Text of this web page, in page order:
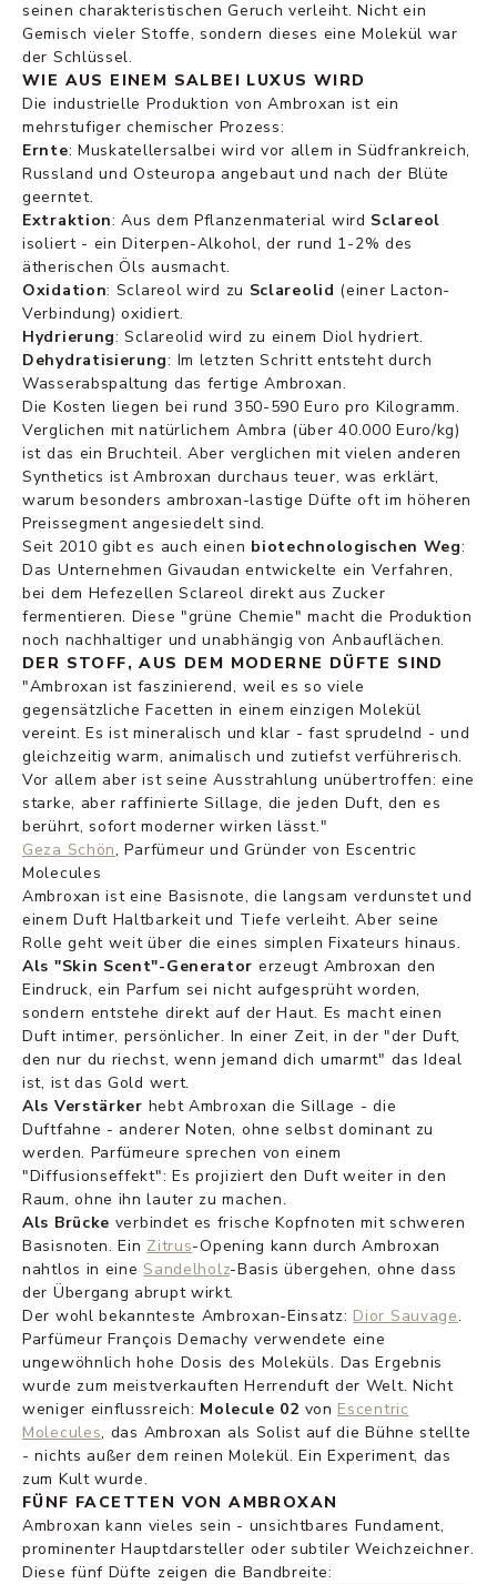
seinen charakteristischen Geruch verleiht. Nicht ein
Gemisch vieler Stoffe, sondern dieses eine Molekül war
der Schlüssel.
WIE AUS EINEM SALBEI LUXUS WIRD
Die industrielle Produktion von Ambroxan ist ein
mehrstufiger chemischer Prozess:
Ernte: Muskatellersalbei wird vor allem in Südfrankreich,
Russland und Osteuropa angebaut und nach der Blüte
geerntet.
Extraktion: Aus dem Pflanzenmaterial wird Sclareol
isoliert - ein Diterpen-Alkohol, der rund 1-2% des
ätherischen Öls ausmacht.
Oxidation: Sclareol wird zu Sclareolid (einer Lacton-
Verbindung) oxidiert.
Hydrierung: Sclareolid wird zu einem Diol hydriert.
Dehydratisierung: Im letzten Schritt entsteht durch
Wasserabspaltung das fertige Ambroxan.
Die Kosten liegen bei rund 350-590 Euro pro Kilogramm.
Verglichen mit natürlichem Ambra (über 40.000 Euro/kg)
ist das ein Bruchteil. Aber verglichen mit vielen anderen
Synthetics ist Ambroxan durchaus teuer, was erklärt,
warum besonders ambroxan-lastige Düfte oft im höheren
Preissegment angesiedelt sind.
Seit 2010 gibt es auch einen biotechnologischen Weg:
Das Unternehmen Givaudan entwickelte ein Verfahren,
bei dem Hefezellen Sclareol direkt aus Zucker
fermentieren. Diese "grüne Chemie" macht die Produktion
noch nachhaltiger und unabhängig von Anbauflächen.
DER STOFF, AUS DEM MODERNE DÜFTE SIND
"Ambroxan ist faszinierend, weil es so viele
gegensätzliche Facetten in einem einzigen Molekül
vereint. Es ist mineralisch und klar - fast sprudelnd - und
gleichzeitig warm, animalisch und zutiefst verführerisch.
Vor allem aber ist seine Ausstrahlung unübertroffen: eine
starke, aber raffinierte Sillage, die jeden Duft, den es
berührt, sofort moderner wirken lässt."
Geza Schön, Parfümeur und Gründer von Escentric
Molecules
Ambroxan ist eine Basisnote, die langsam verdunstet und
einem Duft Haltbarkeit und Tiefe verleiht. Aber seine
Rolle geht weit über die eines simplen Fixateurs hinaus.
Als "Skin Scent"-Generator erzeugt Ambroxan den
Eindruck, ein Parfum sei nicht aufgesprüht worden,
sondern entstehe direkt auf der Haut. Es macht einen
Duft intimer, persönlicher. In einer Zeit, in der "der Duft,
den nur du riechst, wenn jemand dich umarmt" das Ideal
ist, ist das Gold wert.
Als Verstärker hebt Ambroxan die Sillage - die
Duftfahne - anderer Noten, ohne selbst dominant zu
werden. Parfümeure sprechen von einem
"Diffusionseffekt": Es projiziert den Duft weiter in den
Raum, ohne ihn lauter zu machen.
Als Brücke verbindet es frische Kopfnoten mit schweren
Basisnoten. Ein Zitrus-Opening kann durch Ambroxan
nahtlos in eine Sandelholz-Basis übergehen, ohne dass
der Übergang abrupt wirkt.
Der wohl bekannteste Ambroxan-Einsatz: Dior Sauvage.
Parfümeur François Demachy verwendete eine
ungewöhnlich hohe Dosis des Moleküls. Das Ergebnis
wurde zum meistverkauften Herrenduft der Welt. Nicht
weniger einflussreich: Molecule 02 von Escentric
Molecules, das Ambroxan als Solist auf die Bühne stellte
- nichts außer dem reinen Molekül. Ein Experiment, das
zum Kult wurde.
FÜNF FACETTEN VON AMBROXAN
Ambroxan kann vieles sein - unsichtbares Fundament,
prominenter Hauptdarsteller oder subtiler Weichzeichner.
Diese fünf Düfte zeigen die Bandbreite: